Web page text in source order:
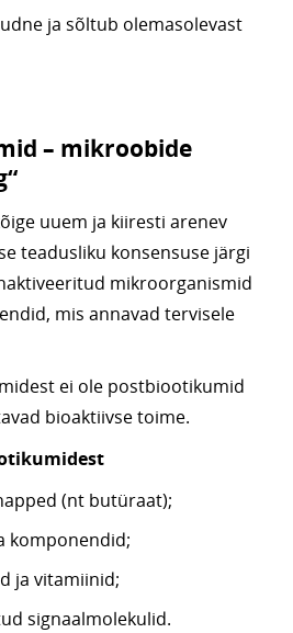
ja sõltub olemasolevast
– mikroobide
uuem ja kiiresti arenev
teadusliku konsensuse järgi
mikroorganismid
mis annavad tervisele
ei ole postbiootikumid
bioaktiivse toime.
(nt butüraat);
komponendid;
ja vitamiinid;
signaalmolekulid.